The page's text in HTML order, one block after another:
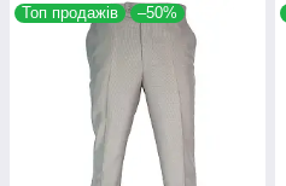
Топ продажів –50%